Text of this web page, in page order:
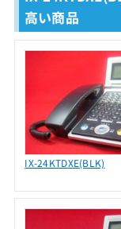
高い商品
IX-24KTDXE(BLK)